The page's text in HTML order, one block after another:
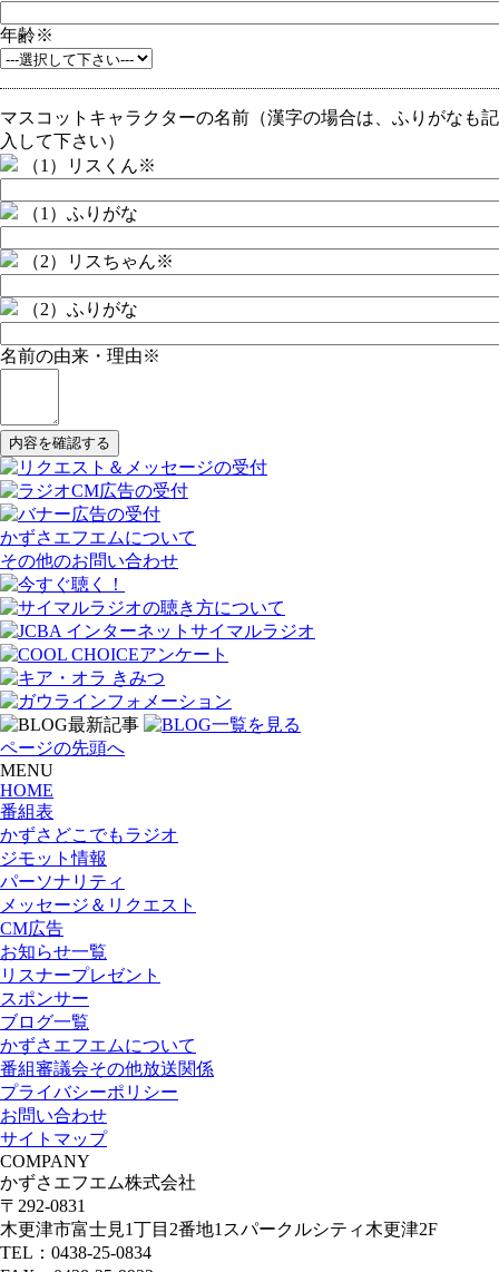
年齢※
マスコットキャラクターの名前（漢字の場合は、ふりがなも記
入して下さい）
（1）リスくん※
（1）ふりがな
（2）リスちゃん※
（2）ふりがな
名前の由来・理由※
かずさエフエムについて
その他のお問い合わせ
ページの先頭へ
MENU
HOME
番組表
かずさどこでもラジオ
ジモット情報
パーソナリティ
メッセージ＆リクエスト
CM広告
お知らせ一覧
リスナープレゼント
スポンサー
ブログ一覧
かずさエフエムについて
番組審議会その他放送関係
プライバシーポリシー
お問い合わせ
サイトマップ
COMPANY
かずさエフエム株式会社
〒292-0831
木更津市富士見1丁目2番地1スパークルシティ木更津2F
TEL：0438-25-0834